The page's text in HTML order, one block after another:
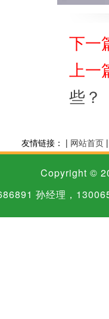
下一
上一
些？
友情链接： | 网站首页 |
Copyright ©
孙经理，